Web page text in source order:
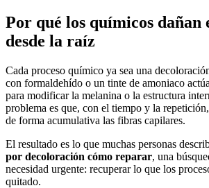
Por qué los químicos dañan
desde la raíz
Cada proceso químico ya sea una
con formaldehído o un tinte de amoniaco
para modificar la melanina o la estructura
problema es que, con el tiempo y la
de forma acumulativa las fibras capilares.
El resultado es lo que muchas personas
por decoloración cómo reparar, una
necesidad urgente: recuperar lo que los
quitado.